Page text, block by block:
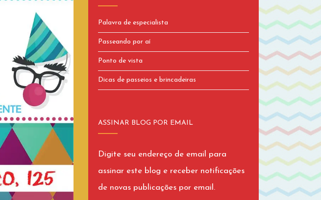
Palavra de especialista
Passeando por aí
Ponto de vista
Dicas de passeios e brincadeiras
ASSINAR BLOG POR EMAIL
Digite seu endereço de email para
assinar este blog e receber notificações
de novas publicações por email.